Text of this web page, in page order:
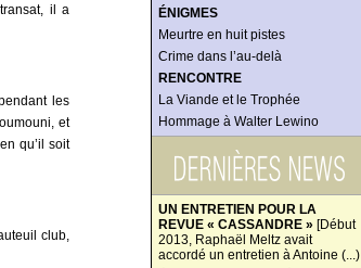
ÉNIGMES
Meurtre en huit pistes
Crime dans l’au-delà
RENCONTRE
La Viande et le Trophée
Hommage à Walter Lewino
UN ENTRETIEN POUR LA
REVUE « CASSANDRE » [Début
2013, Raphaël Meltz avait
accordé un entretien à Antoine (...)
il a
les
et
qu’il soit
club,